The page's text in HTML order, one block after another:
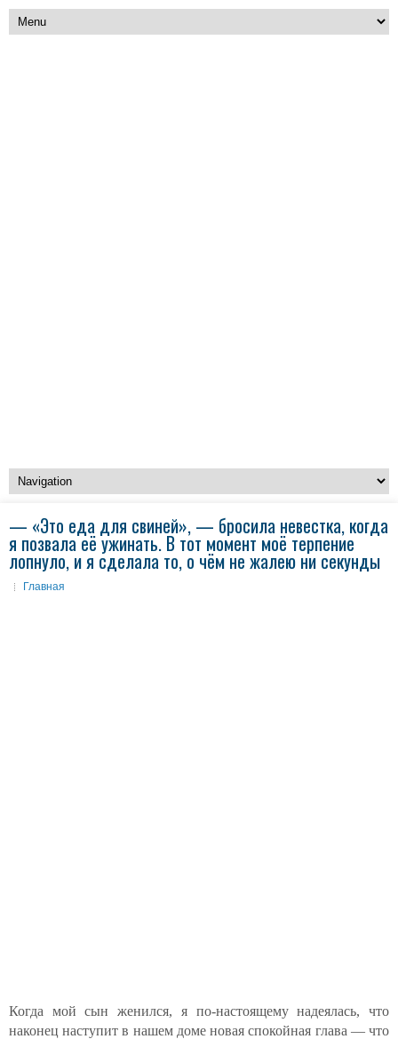
— «Это еда для свиней», — бросила невестка, когда
я позвала её ужинать. В тот момент моё терпение
лопнуло, и я сделала то, о чём не жалею ни секунды
Главная
Когда мой сын женился, я по-настоящему надеялась, что
наконец наступит в нашем доме новая спокойная глава — что